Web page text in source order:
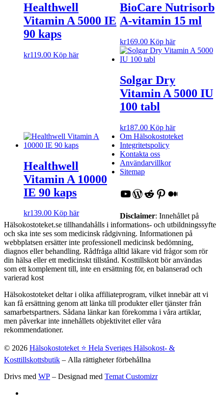
Healthwell
Vitamin A 5000 IE
90 kaps
kr119.00 Köp här
BioCare Nutrisorb
A-vitamin 15 ml
kr169.00 Köp här
Solgar Dry
Vitamin A 5000 IU
100 tabl
kr187.00 Köp här
Healthwell
Vitamin A 10000
IE 90 kaps
kr139.00 Köp här
Om Hälsokostoteket
Integritetspolicy
Kontakta oss
Användarvillkor
Sitemap
YouTube
WordPress
Reddit
Pinterest
Medium
Disclaimer: Innehållet på
Hälsokostoteket.se tillhandahålls i informations- och utbildningssyfte
och ska inte ses som medicinsk rådgivning. Informationen på
webbplatsen ersätter inte professionell medicinsk bedömning,
diagnos eller behandling. Rådfråga alltid läkare vid frågor som rör
din hälsa eller ett medicinskt tillstånd. Kosttillskott bör användas
som ett komplement till, inte en ersättning för, en balanserad och
varierad kost
Hälsokostoteket deltar i olika affiliateprogram, vilket innebär att vi
kan få ersättning genom att länka till produkter eller tjänster från
samarbetspartners. Sådana länkar kan förekomma i våra artiklar,
men påverkar inte innehållets objektivitet eller våra
rekommendationer.
© 2026 Hälsokostoteket ⭐️ Hela Sveriges Hälsokost- &
Kosttillskottsbutik – Alla rättigheter förbehållna
Drivs med WP – Designad med Temat Customizr